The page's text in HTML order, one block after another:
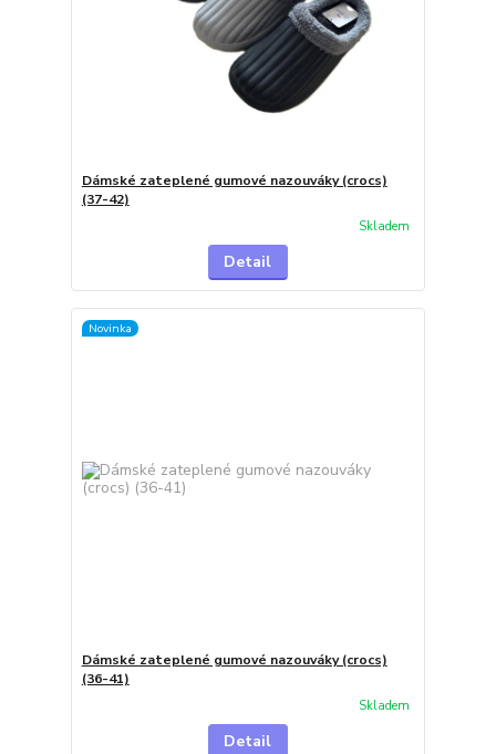
Dámské zateplené gumové nazouváky (crocs)
(37-42)
Skladem
Detail
Novinka
Dámské zateplené gumové nazouváky (crocs)
(36-41)
Skladem
Detail